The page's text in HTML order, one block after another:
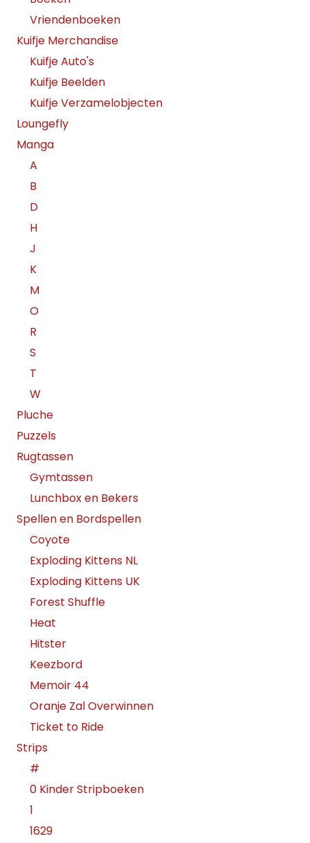
Vriendenboeken
Kuifje Merchandise
Kuifje Auto's
Kuifje Beelden
Kuifje Verzamelobjecten
Loungefly
Manga
A
B
D
H
J
K
M
O
R
S
T
W
Pluche
Puzzels
Rugtassen
Gymtassen
Lunchbox en Bekers
Spellen en Bordspellen
Coyote
Exploding Kittens NL
Exploding Kittens UK
Forest Shuffle
Heat
Hitster
Keezbord
Memoir 44
Oranje Zal Overwinnen
Ticket to Ride
Strips
#
0 Kinder Stripboeken
1
1629